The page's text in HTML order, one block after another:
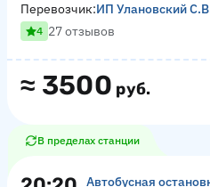
≈ 3500 руб.
Перевозчик:ИП Улановский
4 27 отзывов
В пределах станции
Автобусная